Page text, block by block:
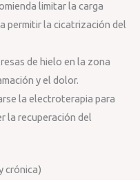
limitar la carga
permitir la cicatrización del
de hielo en la zona
y el dolor.
la electroterapia para
la recuperación del
crónica)